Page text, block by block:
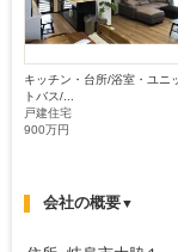
キッチン・台所/浴室・ユニ
トバス/...
戸建住宅
900万円
会社の概要▼